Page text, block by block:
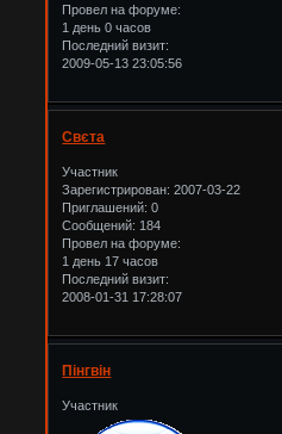
Провел на форуме:
1 день 0 часов
Последний визит:
2009-05-13 23:05:56
Свєта
Участник
Зарегистрирован: 2007-03-22
Приглашений: 0
Сообщений: 184
Провел на форуме:
1 день 17 часов
Последний визит:
2008-01-31 17:28:07
Пінгвін
Участник